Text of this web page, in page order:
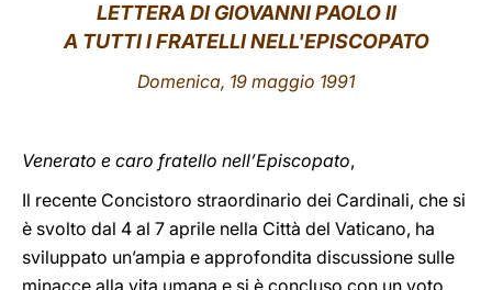
中文
LATINE
LETTERA DI GIOVANNI PAOLO II
A TUTTI I FRATELLI NELL'EPISCOPATO
Domenica, 19 maggio 1991
Venerato e caro fratello nell’Episcopato,
Il recente Concistoro straordinario dei Cardinali, che si
è svolto dal 4 al 7 aprile nella Città del Vaticano, ha
sviluppato un’ampia e approfondita discussione sulle
minacce alla vita umana e si è concluso con un voto